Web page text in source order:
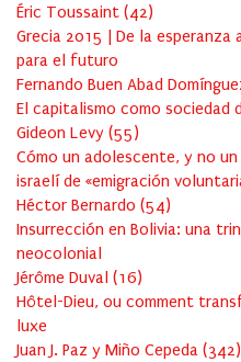
Éric Toussaint (42)
Grecia 2015 | De la
para el futuro
Fernando Buen Abad
El capitalismo como sociedad
Gideon Levy (55)
Cómo un adolescente, y no
israelí de «emigración
Héctor Bernardo (54)
Insurrección en Bolivia: una
neocolonial
Jérôme Duval (16)
Hôtel-Dieu, ou comment
luxe
Juan J. Paz y Miño Cepeda (342)